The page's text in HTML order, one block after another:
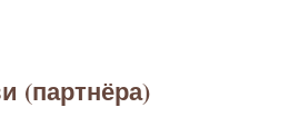
(партнёра)